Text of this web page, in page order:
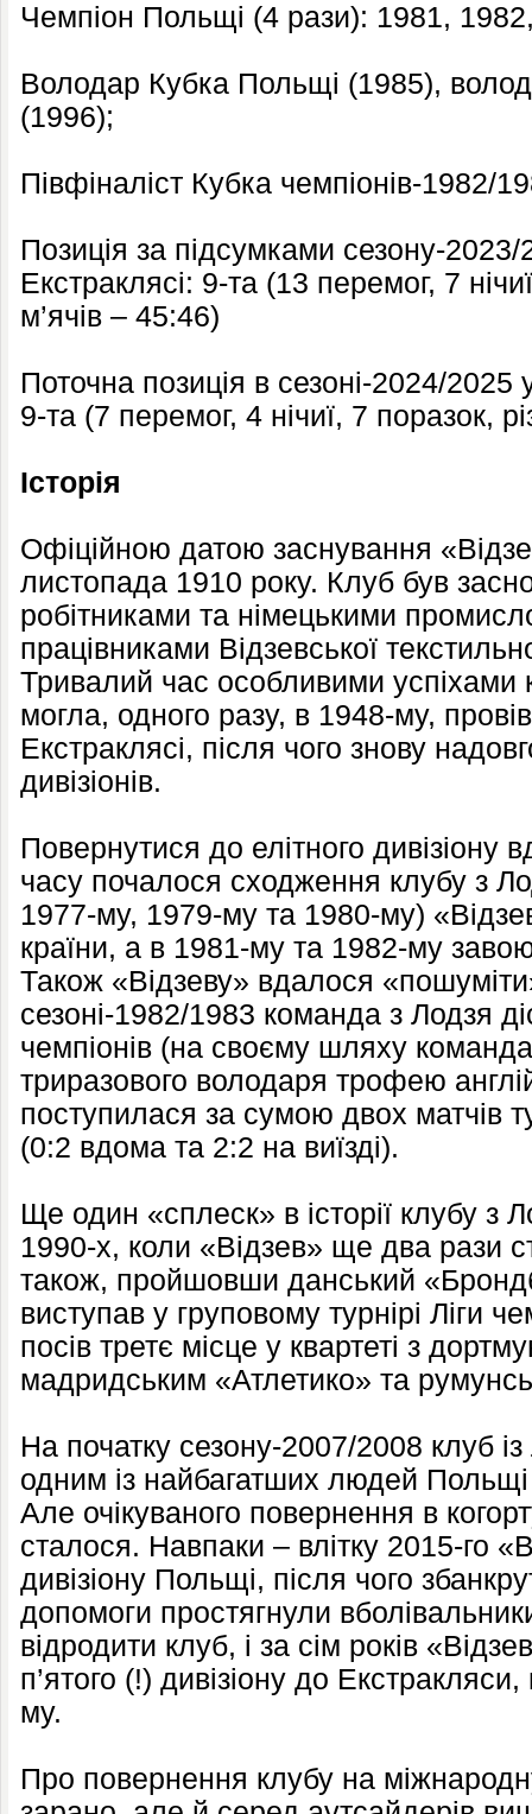
Чемпіон Польщі (4 рази): 1981,
Володар Кубка Польщі (1985),
(1996);
Півфіналіст Кубка чемпіонів-1982/
Позиція за підсумками сезону-2023/
Екстраклясі: 9-та (13 перемог, 7
м’ячів – 45:46)
Поточна позиція в сезоні-2024/2025
9-та (7 перемог, 4 нічиї, 7 поразок,
Історія
Офіційною датою заснування
листопада 1910 року. Клуб був
робітниками та німецькими
працівниками Відзевської
Тривалий час особливими
могла, одного разу, в 1948-му,
Екстраклясі, після чого знову
дивізіонів.
Повернутися до елітного дивізіону
часу почалося сходження клубу з
1977-му, 1979-му та 1980-му)
країни, а в 1981-му та 1982-му
Також «Відзеву» вдалося
сезоні-1982/1983 команда з Лодзя
чемпіонів (на своєму шляху
триразового володаря трофею
поступилася за сумою двох матчів
(0:2 вдома та 2:2 на виїзді).
Ще один «сплеск» в історії клубу з
1990-х, коли «Відзев» ще два рази
також, пройшовши данський
виступав у груповому турнірі Ліги
посів третє місце у квартеті з
мадридським «Атлетико» та
На початку сезону-2007/2008 клуб
одним із найбагатших людей
Але очікуваного повернення в
сталося. Навпаки – влітку 2015-го
дивізіону Польщі, після чого
допомоги простягнули
відродити клуб, і за сім років
п’ятого (!) дивізіону до
му.
Про повернення клубу на